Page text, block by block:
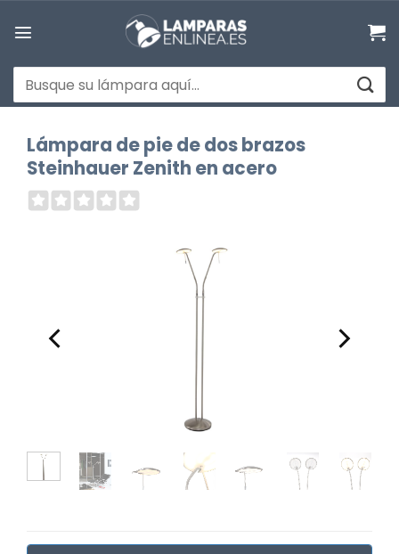
Buscar
por:
Lámpara de pie de dos brazos
Steinhauer Zenith en acero